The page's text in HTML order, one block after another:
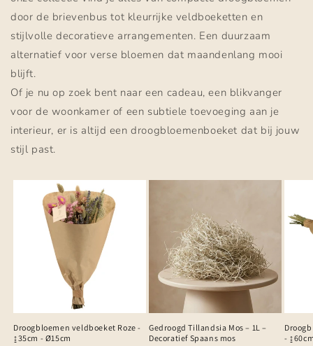
door de brievenbus tot kleurrijke veldboeketten en
stijlvolle decoratieve arrangementen. Een duurzaam
alternatief voor verse bloemen dat maandenlang mooi
blijft.
Of je nu op zoek bent naar een cadeau, een blikvanger
voor de woonkamer of een subtiele toevoeging aan je
interieur, er is altijd een droogbloemenboeket dat bij jouw
stijl past.
Droogbloemen veldboeket Roze -
↨35cm - Ø15cm
Gedroogd Tillandsia Mos – 1L –
Decoratief Spaans mos
-